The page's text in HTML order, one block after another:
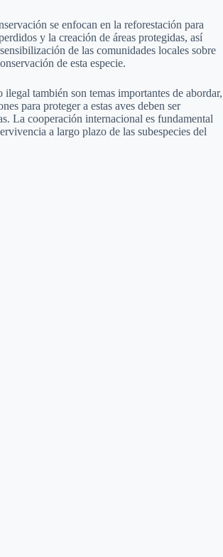
se enfocan en la reforestación para
y la creación de áreas protegidas, así
de las comunidades locales sobre
de esta especie.
también son temas importantes de abordar,
para proteger a estas aves deben ser
La cooperación internacional es fundamental
a largo plazo de las subespecies del